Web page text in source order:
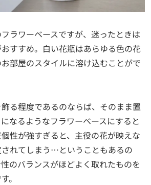
ラワーベースですが、迷ったときは
すすめ。白い花瓶はあらゆる色の花
部屋のスタイルに溶け込むことがで
る程度であるのならば、そのまま置
なるようなフラワーベースにすると
性が強すぎると、主役の花が映えな
れてしまう…ということもあるの
のバランスがほどよく取れたものを
。